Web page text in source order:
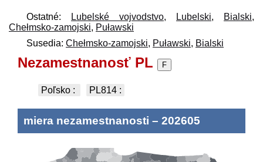
Ostatné: Lubelské vojvodstvo, Lubelski, Bialski,
Chełmsko-zamojski, Puławski
Susedia: Chełmsko-zamojski, Puławski, Bialski
Nezamestnanosť PL F
Poľsko : PL814 :
miera nezamestnanosti – 202605